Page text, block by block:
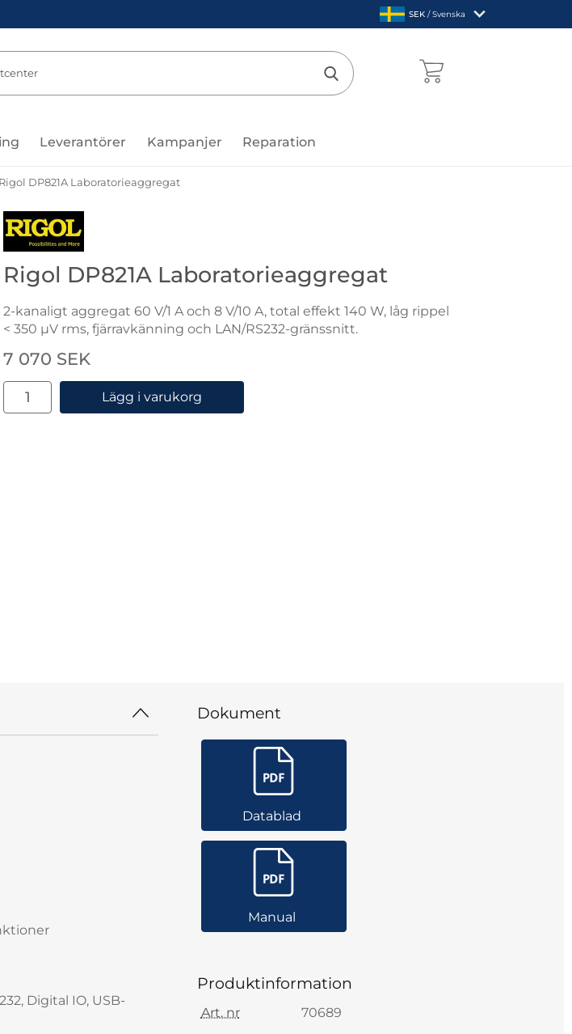
Sverige
,SEK / Svenska
Genomför sökning
Leverantörer Kampanjer Reparation
Rigol DP821A Laboratorieaggregat
Gå till varumärkessidan för Rigol
Rigol DP821A Laboratorieaggregat
2-kanaligt aggregat 60 V/1 A och 8 V/10 A, total effekt 140 W, låg rippel
< 350 µV rms, fjärravkänning och LAN/RS232-gränssnitt.
Handla denna produkt Rigol DP821A Laboratorieaggregat
pris
7 070 SEK
antal
Lägg i varukorg
Digital IO, USB-
Dokument
Datablad
Manual
Produktinformation
Art. nr 70689